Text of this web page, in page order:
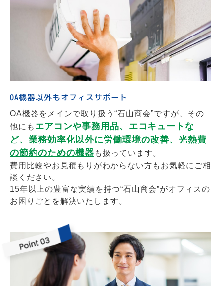
OA機器以外もオフィスサポート
OA機器をメインで取り扱う“石山商会”ですが、その
他にも エアコンや事務用品、エコキュートな
ど、業務効率化以外に労働環境の改善、光熱費
の節約のための機器 も扱っています。
費用比較やお見積もりがわからない方もお気軽にご相
談ください。
15年以上の豊富な実績を持つ“石山商会”がオフィスの
お困りごとを解決いたします。